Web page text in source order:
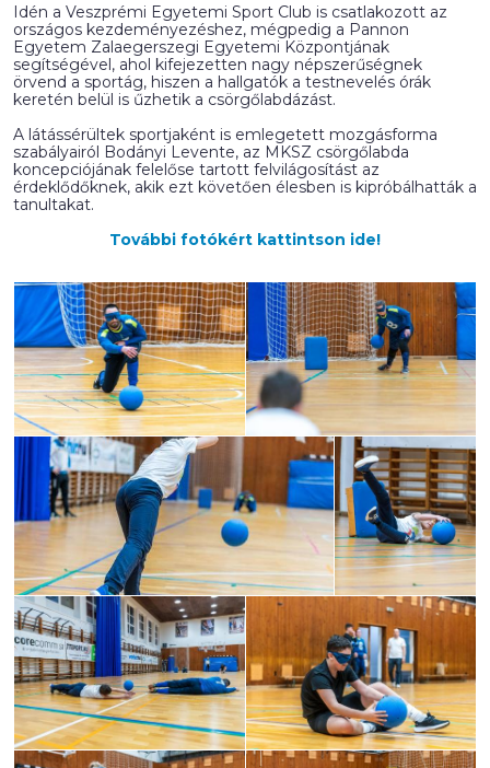
Idén a Veszprémi Egyetemi Sport Club is csatlakozott az
országos kezdeményezéshez, mégpedig a Pannon
Egyetem Zalaegerszegi Egyetemi Központjának
segítségével, ahol kifejezetten nagy népszerűségnek
örvend a sportág, hiszen a hallgatók a testnevelés órák
keretén belül is űzhetik a csörgőlabdázást.
A látássérültek sportjaként is emlegetett mozgásforma
szabályairól Bodányi Levente, az MKSZ csörgőlabda
koncepciójának felelőse tartott felvilágosítást az
érdeklődőknek, akik ezt követően élesben is kipróbálhatták a
tanultakat.
További fotókért kattintson ide!